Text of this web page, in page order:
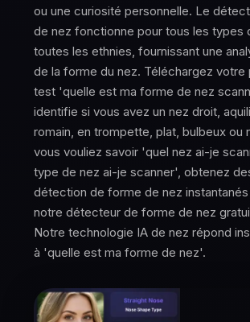
ou une curiosité personnelle. Le
de nez fonctionne pour tous les types
toutes les ethnies, fournissant une
de la forme du nez. Téléchargez votre
test 'quelle est ma forme de nez
identifie si vous avez un nez droit,
romain, en trompette, plat, bulbeux ou
vous vouliez savoir 'quel nez ai-je
type de nez ai-je scanner', obtenez
détection de forme de nez
notre détecteur de forme de nez
Notre technologie IA de nez répond
à 'quelle est ma forme de nez'.